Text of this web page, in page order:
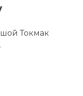
Токмак